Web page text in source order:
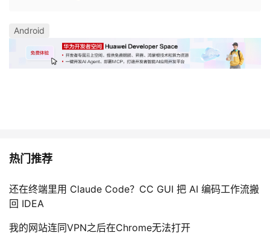
Android
热门推荐
还在终端里用 Claude Code？CC GUI 把 AI 编码工作流搬
回 IDEA
我的网站连同VPN之后在Chrome无法打开